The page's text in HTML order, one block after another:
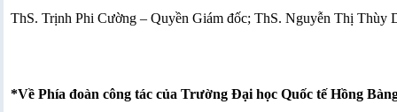
ThS. Trịnh Phi Cường – Quyền Giám đốc; ThS. Nguyễn Thị
*Về Phía đoàn công tác của Trường Đại học Quốc tế Hồng